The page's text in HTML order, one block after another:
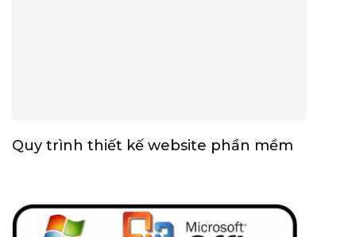
Quy trình thiết kế website phần mềm